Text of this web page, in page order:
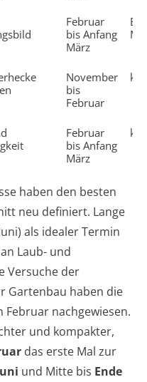
Februar
bis Anfang
März
November
bis
Februar
Februar
bis Anfang
März
haben den besten
neu definiert. Lange
als idealer Termin
Laub- und
Versuche der
Gartenbau haben die
nachgewiesen.
und kompakter,
das erste Mal zur
und Mitte bis Ende